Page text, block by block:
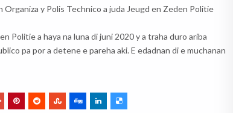
y Polis Technico a juda Jeugd en Zeden Politie
Politie a haya na luna di juni 2020 y a traha duro ariba
pa por a detene e pareha aki. E edadnan di e muchanan